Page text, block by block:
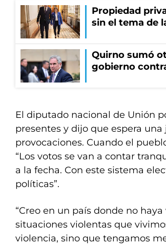
Propiedad
sin el tema de
Quirno sumó
gobierno
El diputado nacional de Unión
presentes y dijo que espera una
provocaciones. Cuando el
“Los votos se van a contar
a la fecha. Con este sistema
políticas”.
“Creo en un país donde no
situaciones violentas que
violencia, sino que tengamos